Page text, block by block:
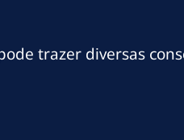
trazer diversas